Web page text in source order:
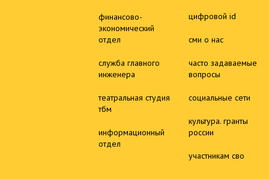
финансово-
экономический
отдел
служба главного
инженера
театральная студия
тбм
информационный
отдел
цифровой id
сми о нас
часто задаваемые
вопросы
социальные сети
культура. гранты
россии
участникам сво